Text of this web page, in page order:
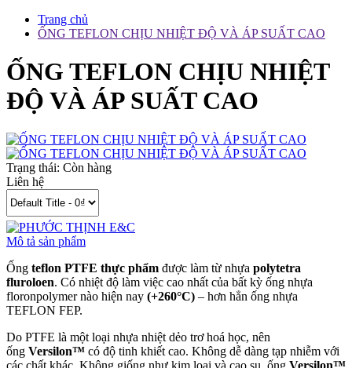
Trang chủ
ỐNG TEFLON CHỊU NHIỆT ĐỘ VÀ ÁP SUẤT CAO
ỐNG TEFLON CHỊU NHIỆT
ĐỘ VÀ ÁP SUẤT CAO
Trạng thái: Còn hàng
Liên hệ
Mô tả sản phẩm
Ống teflon PTFE thực phẩm được làm từ nhựa polytetra
fluroloen. Có nhiệt độ làm việc cao nhất của bất kỳ ống nhựa
floronpolymer nào hiện nay (+260°C) – hơn hẳn ống nhựa
TEFLON FEP.
Do PTFE là một loại nhựa nhiệt dẻo trơ hoá học, nên
ống Versilon™ có độ tinh khiết cao. Không dễ dàng tạp nhiễm với
các chất khác. Không giống như kim loại và cao su, ống Versilon™